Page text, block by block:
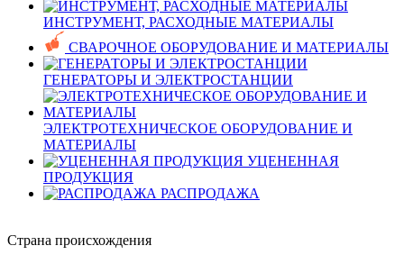
ИНСТРУМЕНТ, РАСХОДНЫЕ МАТЕРИАЛЫ
СВАРОЧНОЕ ОБОРУДОВАНИЕ И МАТЕРИАЛЫ
ГЕНЕРАТОРЫ И ЭЛЕКТРОСТАНЦИИ
ЭЛЕКТРОТЕХНИЧЕСКОЕ ОБОРУДОВАНИЕ И
МАТЕРИАЛЫ
УЦЕНЕННАЯ
ПРОДУКЦИЯ
РАСПРОДАЖА
Страна происхождения